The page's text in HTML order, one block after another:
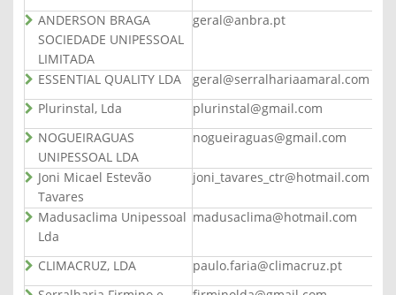
ANDERSON BRAGA
SOCIEDADE UNIPESSOAL
LIMITADA
geral@anbra.pt
ESSENTIAL QUALITY LDA
geral@serralhariaamaral.com
Plurinstal, Lda
plurinstal@gmail.com
NOGUEIRAGUAS
UNIPESSOAL LDA
nogueiraguas@gmail.com
Joni Micael Estevão
Tavares
joni_tavares_ctr@hotmail.com
Madusaclima Unipessoal
Lda
madusaclima@hotmail.com
CLIMACRUZ, LDA
paulo.faria@climacruz.pt